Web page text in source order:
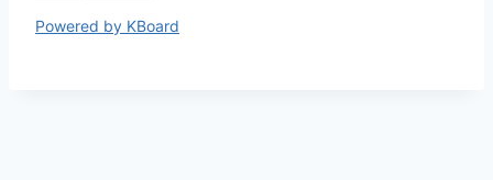
Powered by KBoard